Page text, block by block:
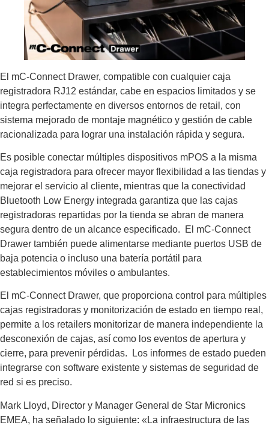
El mC-Connect Drawer, compatible con cualquier caja
registradora RJ12 estándar, cabe en espacios limitados y se
integra perfectamente en diversos entornos de retail, con
sistema mejorado de montaje magnético y gestión de cable
racionalizada para lograr una instalación rápida y segura.
Es posible conectar múltiples dispositivos mPOS a la misma
caja registradora para ofrecer mayor flexibilidad a las tiendas y
mejorar el servicio al cliente, mientras que la conectividad
Bluetooth Low Energy integrada garantiza que las cajas
registradoras repartidas por la tienda se abran de manera
segura dentro de un alcance especificado. El mC-Connect
Drawer también puede alimentarse mediante puertos USB de
baja potencia o incluso una batería portátil para
establecimientos móviles o ambulantes.
El mC-Connect Drawer, que proporciona control para múltiples
cajas registradoras y monitorización de estado en tiempo real,
permite a los retailers monitorizar de manera independiente la
desconexión de cajas, así como los eventos de apertura y
cierre, para prevenir pérdidas. Los informes de estado pueden
integrarse con software existente y sistemas de seguridad de
red si es preciso.
Mark Lloyd, Director y Manager General de Star Micronics
EMEA, ha señalado lo siguiente: «La infraestructura de las